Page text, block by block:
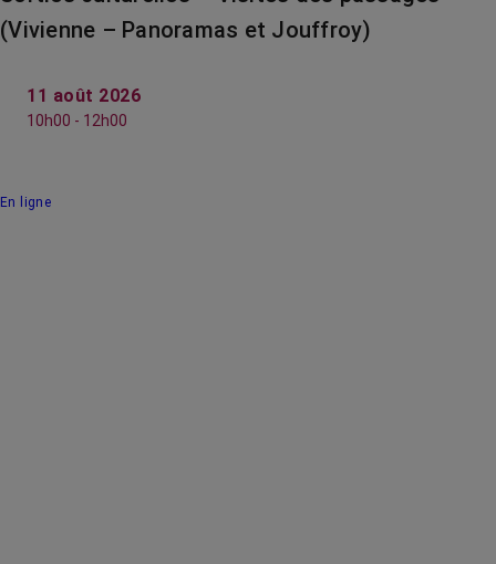
(Vivienne – Panoramas et Jouffroy)
11 août 2026
10h00 - 12h00
En ligne